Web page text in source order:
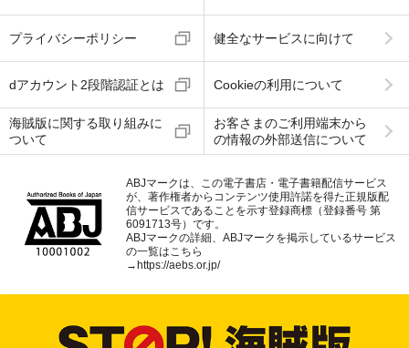
プライバシーポリシー 健全なサービスに向けて
dアカウント2段階認証とは Cookieの利用について
海賊版に関する取り組みに
ついて
お客さまのご利用端末から
の情報の外部送信について
ABJマークは、この電子書店・電子書籍配信サービス
が、著作権者からコンテンツ使用許諾を得た正規版配
信サービスであることを示す登録商標（登録番号 第
6091713号）です。
ABJマークの詳細、ABJマークを掲示しているサービス
の一覧はこちら
→https://aebs.or.jp/